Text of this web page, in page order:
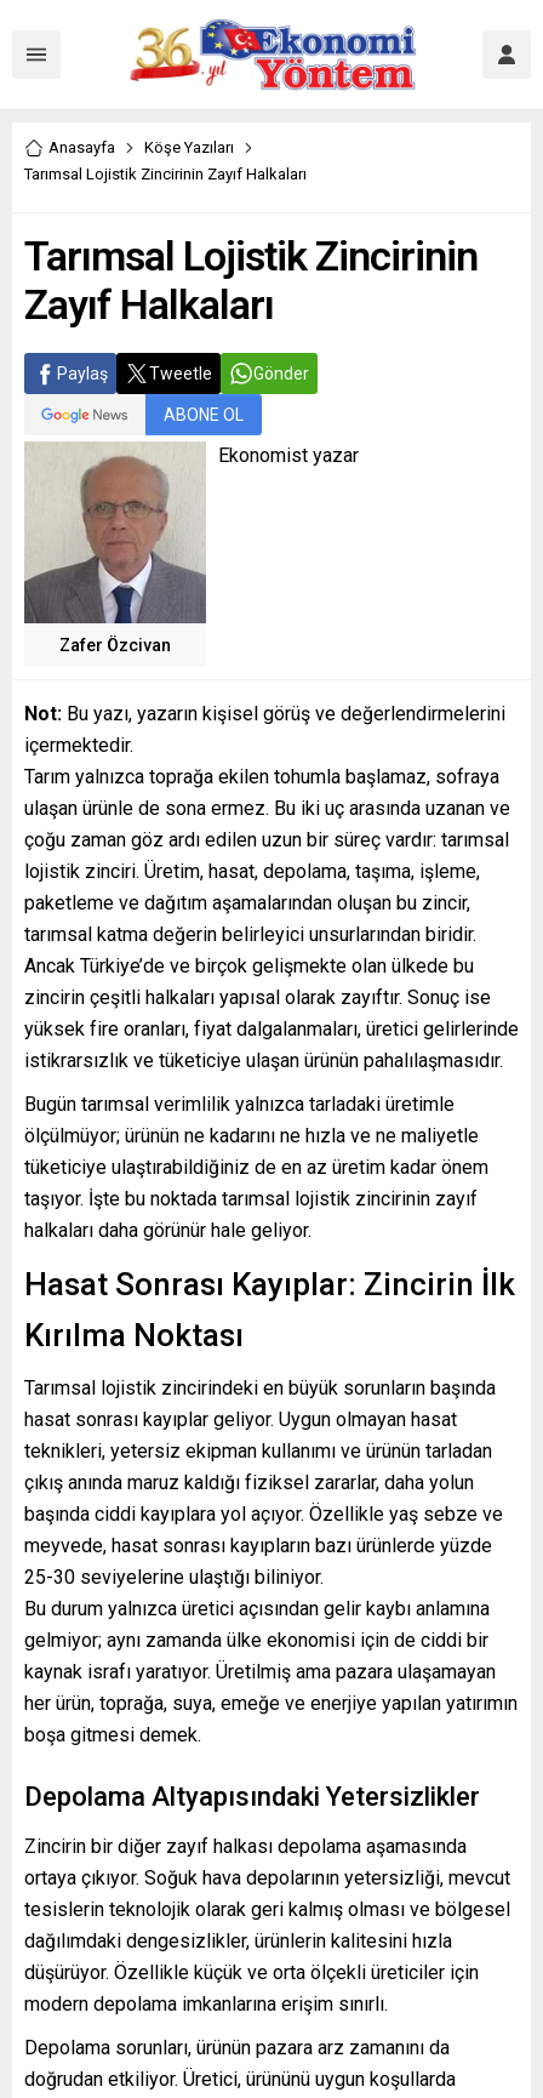
Anasayfa
Köşe Yazıları
Tarımsal Lojistik Zincirinin Zayıf Halkaları
Tarımsal Lojistik Zincirinin
Zayıf Halkaları
Paylaş Tweetle Gönder
ABONE OL
Zafer Özcivan
Ekonomist yazar
Not: Bu yazı, yazarın kişisel görüş ve değerlendirmelerini
içermektedir.
Tarım yalnızca toprağa ekilen tohumla başlamaz, sofraya
ulaşan ürünle de sona ermez. Bu iki uç arasında uzanan ve
çoğu zaman göz ardı edilen uzun bir süreç vardır: tarımsal
lojistik zinciri. Üretim, hasat, depolama, taşıma, işleme,
paketleme ve dağıtım aşamalarından oluşan bu zincir,
tarımsal katma değerin belirleyici unsurlarından biridir.
Ancak Türkiye’de ve birçok gelişmekte olan ülkede bu
zincirin çeşitli halkaları yapısal olarak zayıftır. Sonuç ise
yüksek fire oranları, fiyat dalgalanmaları, üretici gelirlerinde
istikrarsızlık ve tüketiciye ulaşan ürünün pahalılaşmasıdır.
Bugün tarımsal verimlilik yalnızca tarladaki üretimle
ölçülmüyor; ürünün ne kadarını ne hızla ve ne maliyetle
tüketiciye ulaştırabildiğiniz de en az üretim kadar önem
taşıyor. İşte bu noktada tarımsal lojistik zincirinin zayıf
halkaları daha görünür hale geliyor.
Hasat Sonrası Kayıplar: Zincirin İlk
Kırılma Noktası
Tarımsal lojistik zincirindeki en büyük sorunların başında
hasat sonrası kayıplar geliyor. Uygun olmayan hasat
teknikleri, yetersiz ekipman kullanımı ve ürünün tarladan
çıkış anında maruz kaldığı fiziksel zararlar, daha yolun
başında ciddi kayıplara yol açıyor. Özellikle yaş sebze ve
meyvede, hasat sonrası kayıpların bazı ürünlerde yüzde
25-30 seviyelerine ulaştığı biliniyor.
Bu durum yalnızca üretici açısından gelir kaybı anlamına
gelmiyor; aynı zamanda ülke ekonomisi için de ciddi bir
kaynak israfı yaratıyor. Üretilmiş ama pazara ulaşamayan
her ürün, toprağa, suya, emeğe ve enerjiye yapılan yatırımın
boşa gitmesi demek.
Depolama Altyapısındaki Yetersizlikler
Zincirin bir diğer zayıf halkası depolama aşamasında
ortaya çıkıyor. Soğuk hava depolarının yetersizliği, mevcut
tesislerin teknolojik olarak geri kalmış olması ve bölgesel
dağılımdaki dengesizlikler, ürünlerin kalitesini hızla
düşürüyor. Özellikle küçük ve orta ölçekli üreticiler için
modern depolama imkanlarına erişim sınırlı.
Depolama sorunları, ürünün pazara arz zamanını da
doğrudan etkiliyor. Üretici, ürününü uygun koşullarda